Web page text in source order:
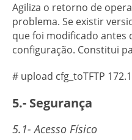
Agiliza o retorno de
problema. Se existir
que foi modificado antes
configuração. Constitui
# upload cfg_toTFTP
5.- Segurança
5.1- Acesso Físico